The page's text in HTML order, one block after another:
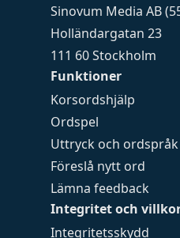
Funktioner
Korsordshjälp
Ordspel
Uttryck och ordspråk
Föreslå nytt ord
Lämna feedback
Integritet och
Integritetsskydd
Sinovum Media AB
Holländargatan 23
111 60 Stockholm